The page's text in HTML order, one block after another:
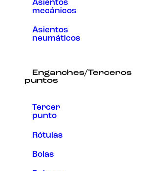
Asientos
mecánicos
Asientos
neumáticos
Enganches/Terceros
puntos
Tercer
punto
Rótulas
Bolas